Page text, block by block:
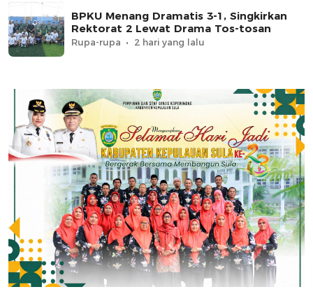
BPKU Menang Dramatis 3-1, Singkirkan
Rektorat 2 Lewat Drama Tos-tosan
Rupa-rupa 2 hari yang lalu